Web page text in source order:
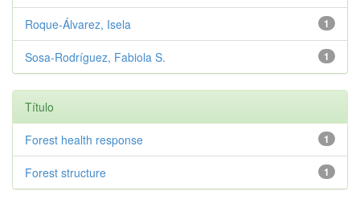
1
Roque-Álvarez, Isela
1
Sosa-Rodríguez, Fabiola S.
Título
1
Forest health response
1
Forest structure